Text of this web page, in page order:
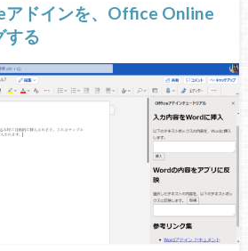
アドインを、Office Online
する